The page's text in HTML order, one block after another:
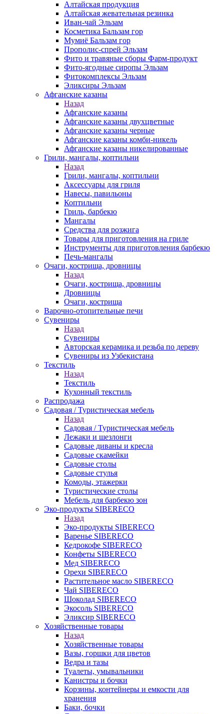
Алтайская продукция
Алтайская жевательная резинка
Иван-чай Эльзам
Косметика Бальзам гор
Мумиё Бальзам гор
Прополис-спрей Эльзам
Фито и травяные сборы Фарм-продукт
Фито-ягодные сиропы Эльзам
Фитокомплексы Эльзам
Эликсиры Эльзам
Афганские казаны
Назад
Афганские казаны
Афганские казаны двухцветные
Афганские казаны черные
Афганские казаны комби-никель
Афганские казаны никелированные
Грили, мангалы, коптильни
Назад
Грили, мангалы, коптильни
Аксессуары для гриля
Навесы, павильоны
Коптильни
Гриль, барбекю
Мангалы
Средства для розжига
Товары для приготовления на гриле
Инструменты для приготовления барбекю
Печь-мангалы
Очаги, кострища, дровницы
Назад
Очаги, кострища, дровницы
Дровницы
Очаги, кострища
Варочно-отопительные печи
Сувениры
Назад
Сувениры
Авторская керамика и резьба по дереву
Сувениры из Узбекистана
Текстиль
Назад
Текстиль
Кухонный текстиль
Распродажа
Садовая / Туристическая мебель
Назад
Садовая / Туристическая мебель
Лежаки и шезлонги
Садовые диваны и кресла
Садовые скамейки
Садовые столы
Садовые стулья
Комоды, этажерки
Туристические столы
Мебель для барбекю зон
Эко-продукты SIBERECO
Назад
Эко-продукты SIBERECO
Варенье SIBERECO
Кедрокофе SIBERECO
Конфеты SIBERECO
Мед SIBERECO
Орехи SIBERECO
Растительное масло SIBERECO
Чай SIBERECO
Шоколад SIBERECO
Экосоль SIBERECO
Эликсир SIBERECO
Хозяйственные товары
Назад
Хозяйственные товары
Вазы, горшки для цветов
Ведра и тазы
Туалеты, умывальники
Канистры и бочки
Корзины, контейнеры и емкости для
хранения
Баки, бочки